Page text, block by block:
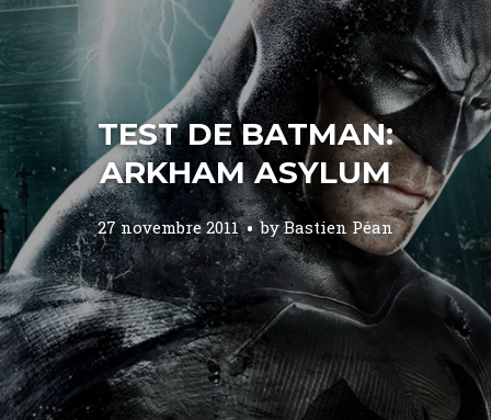
TEST DE BATMAN:
ARKHAM ASYLUM
27 novembre 2011 byBastien Péan